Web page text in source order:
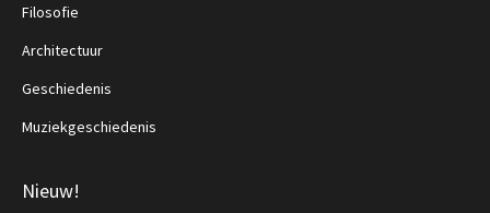
Filosofie
Architectuur
Geschiedenis
Muziekgeschiedenis
Nieuw!